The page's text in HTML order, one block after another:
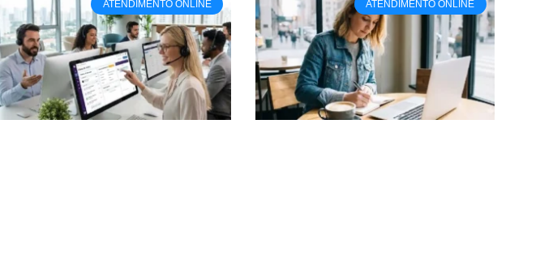
ATENDIMENTO ONLINE ATENDIMENTO ONLINE